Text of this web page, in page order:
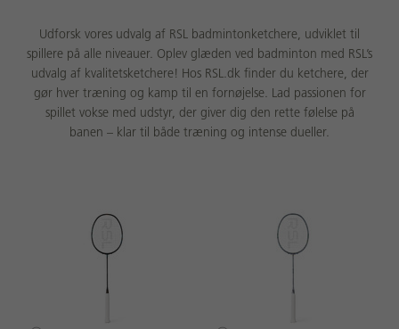
Udforsk vores udvalg af RSL badmintonketchere, udviklet til
spillere på alle niveauer. Oplev glæden ved badminton med RSL’s
udvalg af kvalitetsketchere! Hos RSL.dk finder du ketchere, der
gør hver træning og kamp til en fornøjelse. Lad passionen for
spillet vokse med udstyr, der giver dig den rette følelse på
banen – klar til både træning og intense dueller.